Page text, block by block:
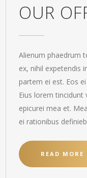
OUR
Alienum phaedrum
ex, nihil expetendis
partem ei est. Eos
Eius lorem tincidunt
epicurei mea et.
ei rationibus
READ MORE